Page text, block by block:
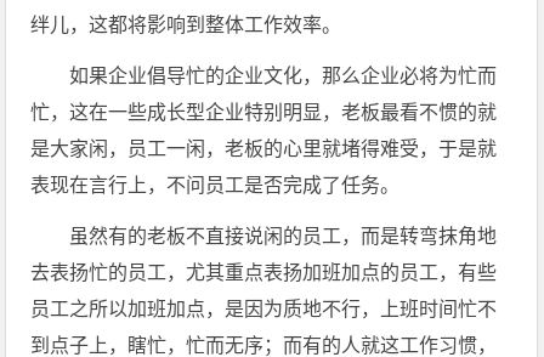
绊儿，这都将影响到整体工作效率。
如果企业倡导忙的企业文化，那么企业必将为忙而
忙，这在一些成长型企业特别明显，老板最看不惯的就
是大家闲，员工一闲，老板的心里就堵得难受，于是就
表现在言行上，不问员工是否完成了任务。
虽然有的老板不直接说闲的员工，而是转弯抹角地
去表扬忙的员工，尤其重点表扬加班加点的员工，有些
员工之所以加班加点，是因为质地不行，上班时间忙不
到点子上，瞎忙，忙而无序；而有的人就这工作习惯，